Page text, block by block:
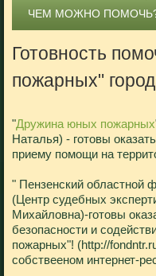
ЧЕМ МОЖНО
Готовность
пожарных"
"Дружина юных пожарных
Наталья) - готовы
приему помощи на
" Пензенский областной
(Центр судебных
Михайловна)-готовы
безопасности и
пожарных"! (http://
собствееном интернет-